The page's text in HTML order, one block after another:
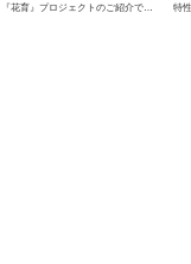
『花育』プロジェクトのご紹介で
特